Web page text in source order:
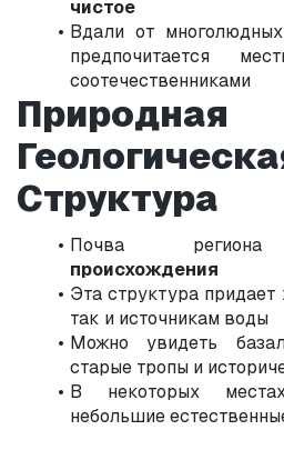
чистое
Вдали от
предпочитается
соотечественниками
Структура
Почва
происхождения
Эта структура придает
так и источникам воды
Можно увидеть
старые тропы и
В некоторых
небольшие